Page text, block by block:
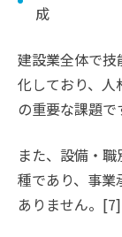
成
建設業全体で
化しており、人
の重要な課題で
また、設備・
種であり、事業
ありません。[7]